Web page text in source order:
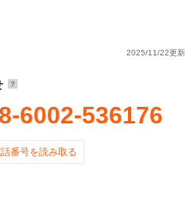
2025/11/22更新
6002-536176
番号を読み取る